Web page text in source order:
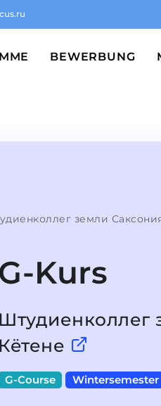
BEWERBUNG
земли
G-Kurs
Штудиенколлег
Кётене
G-Course Wintersemester